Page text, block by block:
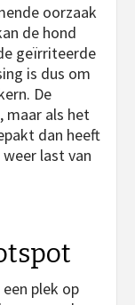
oorzaak
de hond
geïrriteerde
is dus om
De
maar als het
dan heeft
last van
plek op